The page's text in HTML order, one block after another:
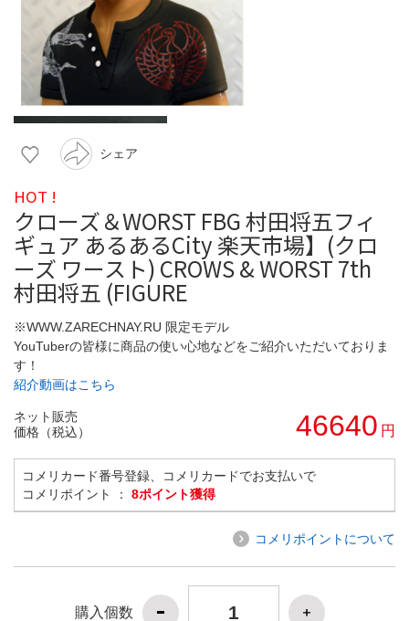
シェア
HOT !
クローズ＆WORST FBG 村田将五フィ
ギュア あるあるCity 楽天市場】(クロ
ーズ ワースト) CROWS & WORST 7th
村田将五 (FIGURE
※WWW.ZARECHNAY.RU 限定モデル
YouTuberの皆様に商品の使い心地などをご紹介いただいておりま
す！
紹介動画はこちら
ネット販売
価格（税込）
46640 円
コメリカード番号登録、コメリカードでお支払いで
コメリポイント ： 8ポイント獲得
コメリポイントについて
購入個数